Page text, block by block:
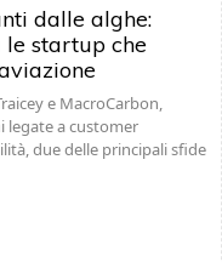
dalle alghe:
startup che
e MacroCarbon,
a customer
due delle principali sfide